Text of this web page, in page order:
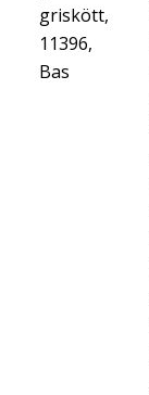
griskött,
11396,
Bas